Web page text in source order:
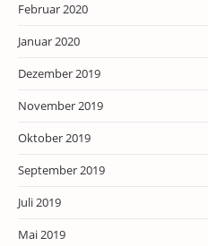
Februar 2020
Januar 2020
Dezember 2019
November 2019
Oktober 2019
September 2019
Juli 2019
Mai 2019